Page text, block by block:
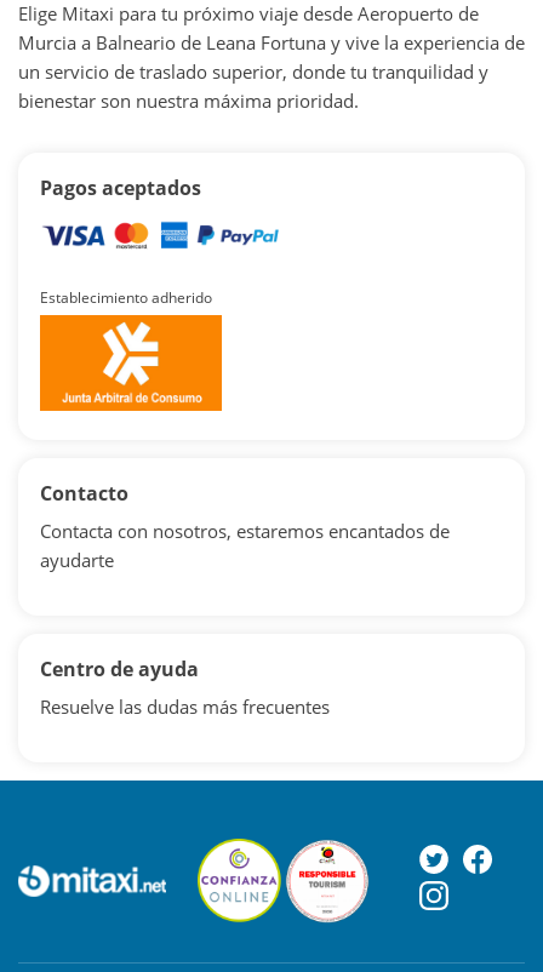
Elige Mitaxi para tu próximo viaje desde Aeropuerto de
Murcia a Balneario de Leana Fortuna y vive la experiencia de
un servicio de traslado superior, donde tu tranquilidad y
bienestar son nuestra máxima prioridad.
Pagos aceptados
Establecimiento adherido
Contacto
Contacta con nosotros, estaremos encantados de
ayudarte
Centro de ayuda
Resuelve las dudas más frecuentes